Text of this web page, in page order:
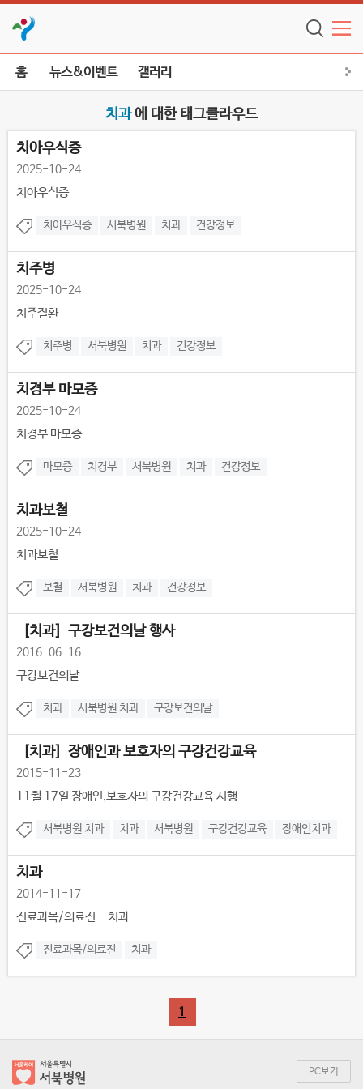
홈 뉴스&이벤트 갤러리
치과에 대한 태그클라우드
치아우식증
2025-10-24
치아우식증
치아우식증 서북병원 치과 건강정보
치주병
2025-10-24
치주질환
치주병 서북병원 치과 건강정보
치경부 마모증
2025-10-24
치경부 마모증
마모증 치경부 서북병원 치과 건강정보
치과보철
2025-10-24
치과보철
보철 서북병원 치과 건강정보
［치과］구강보건의날 행사
2016-06-16
구강보건의날
치과 서북병원 치과 구강보건의날
［치과］장애인과 보호자의 구강건강교육
2015-11-23
11월 17일 장애인,보호자의 구강건강교육 시행
서북병원 치과 치과 서북병원 구강건강교육 장애인치과
치과
2014-11-17
진료과목/의료진 - 치과
진료과목/의료진 치과
1
PC보기